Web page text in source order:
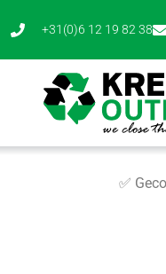
+31(0)6 12 19 82 38
✅